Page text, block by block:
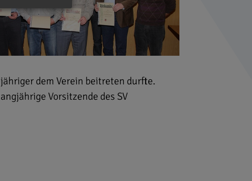
dem Verein beitreten durfte.
Vorsitzende des SV